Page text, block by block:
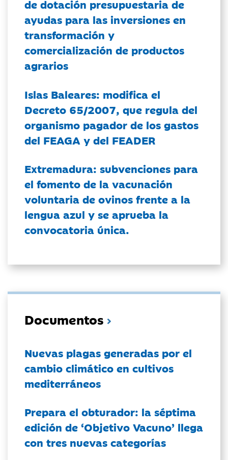
de dotación presupuestaria de
ayudas para las inversiones en
transformación y
comercialización de productos
agrarios
Islas Baleares: modifica el
Decreto 65/2007, que regula del
organismo pagador de los gastos
del FEAGA y del FEADER
Extremadura: subvenciones para
el fomento de la vacunación
voluntaria de ovinos frente a la
lengua azul y se aprueba la
convocatoria única.
Documentos
Nuevas plagas generadas por el
cambio climático en cultivos
mediterráneos
Prepara el obturador: la séptima
edición de ‘Objetivo Vacuno’ llega
con tres nuevas categorías